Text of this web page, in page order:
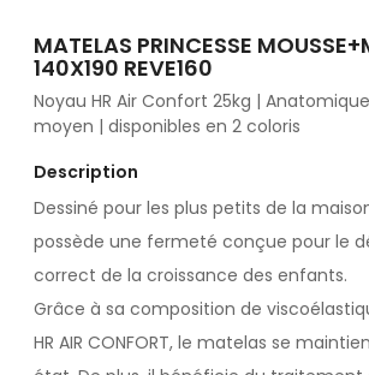
MATELAS PRINCESSE
140X190 REVE160
Noyau HR Air Confort 25kg |
moyen | disponibles en 2 coloris
Description
Dessiné pour les plus petits de la
possède une fermeté conçue pour le
correct de la croissance des enfants.
Grâce à sa composition de
HR AIR CONFORT, le matelas se